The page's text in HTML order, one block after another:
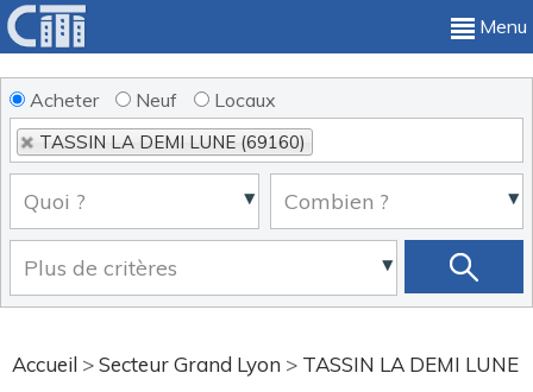
Menu
Acheter Neuf Locaux
TASSIN LA DEMI LUNE (69160)
Accueil >Secteur Grand Lyon > TASSIN LA DEMI LUNE